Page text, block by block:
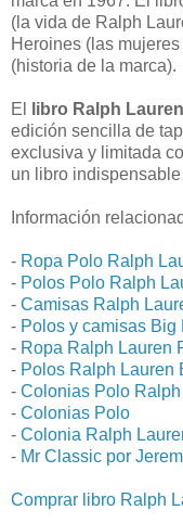
(la vida de Ralph
Heroines (las
(historia de la marca).
El libro Ralph Lauren
edición sencilla de
exclusiva y limitada
un libro
Información
- Ropa Polo Ralph
- Polos Polo Ralph
- Camisas Ralph
- Polos y camisas
- Ropa Ralph Lauren
- Polos Ralph Lauren
- Colonias Polo
- Colonias Polo
- Colonia Ralph
- Mr Classic por
Comprar libro Ralph